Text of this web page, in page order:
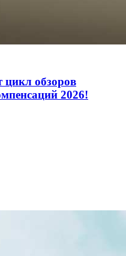
цикл обзоров
2026!